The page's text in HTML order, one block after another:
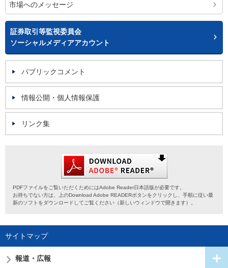
市場へのメッセージ
証券取引等監視委員会
ソーシャルメディアアカウント
パブリックコメント
情報公開・個人情報保護
リンク集
PDFファイルをご覧いただくためにはAdobe Reader日本語版が必要です。
お持ちでない方は、上のDownload Adobe READERボタンをクリックし、手順に従い最
新のソフトをダウンロードしてご覧ください（新しいウィンドウで開きます）。
サイトマップ
報道・広報